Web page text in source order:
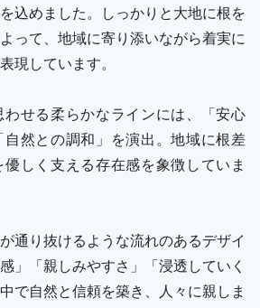
込めました。しっかりと大地に根を
って、地域に寄り添いながら着実に
現しています。
わせる柔らかなラインには、「安心
然との調和」を演出。地域に根差
しく支える存在感を象徴していま
通り抜けるような流れのあるデザイ
」「親しみやすさ」「浸透していく
で自然と信頼を築き、人々に親しま